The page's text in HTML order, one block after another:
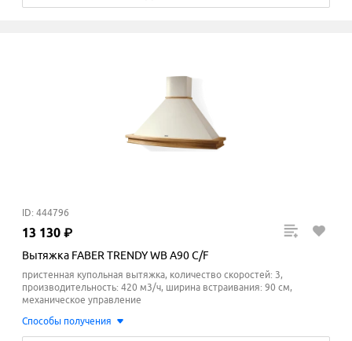
ID: 444796
13 130 ₽
Вытяжка FABER TRENDY WB A90 C/F
пристенная купольная вытяжка, количество скоростей: 3,
производительность: 420 м3/ч, ширина встраивания: 90 см,
механическое управление
Способы получения